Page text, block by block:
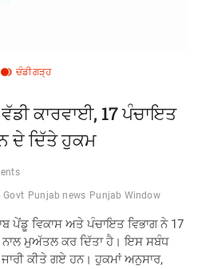
ਚੰਡੀਗੜ੍ਹ
ਕਾਰਵਾਈ, 17 ਪੰਚਾਇਤ
ਦੇ ਦਿੱਤੇ ਹੁਕਮ
Govt Punjab news Punjab Window
ਪੇਂਡੂ ਵਿਕਾਸ ਅਤੇ ਪੰਚਾਇਤ ਵਿਭਾਗ ਨੇ 17
ਮੁਅੱਤਲ ਕਰ ਦਿੱਤਾ ਹੈ। ਇਸ ਸਬੰਧ
ਕੀਤੇ ਗਏ ਹਨ। ਹੁਕਮਾਂ ਅਨੁਸਾਰ,